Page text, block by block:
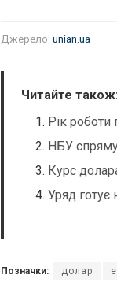
Джерело: unian.ua
Читайте
Рік роботи
НБУ
Курс
Уряд готує
Позначки: долар